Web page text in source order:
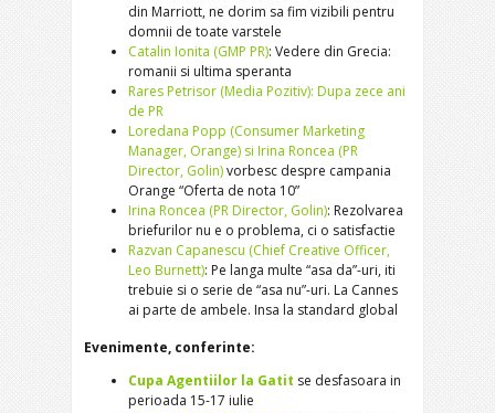
din Marriott, ne dorim sa fim vizibili pentru
domnii de toate varstele
Catalin Ionita (GMP PR): Vedere din Grecia:
romanii si ultima speranta
Rares Petrisor (Media Pozitiv): Dupa zece ani
de PR
Loredana Popp (Consumer Marketing
Manager, Orange) si Irina Roncea (PR
Director, Golin)vorbesc despre campania
Orange “Oferta de nota 10”
Irina Roncea (PR Director, Golin): Rezolvarea
briefurilor nu e o problema, ci o satisfactie
Razvan Capanescu (Chief Creative Officer,
Leo Burnett): Pe langa multe “asa da”-uri, iti
trebuie si o serie de “asa nu”-uri. La Cannes
ai parte de ambele. Insa la standard global
Evenimente, conferinte:
Cupa Agentiilor la Gatit se desfasoara in
perioada 15-17 iulie